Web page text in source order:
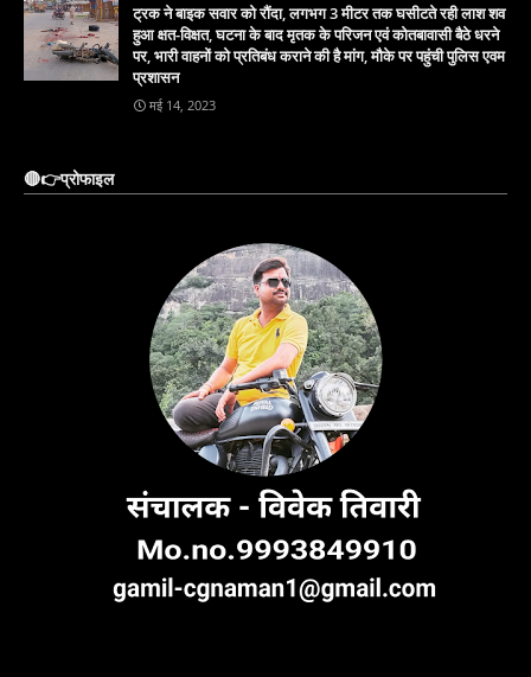
ट्रक ने बाइक सवार को रौंदा, लगभग 3 मीटर तक घसीटते रही लाश शव
हुआ क्षत-विक्षत, घटना के बाद मृतक के परिजन एवं कोतबावासी बैठे धरने
पर, भारी वाहनों को प्रतिबंध कराने की है मांग, मौके पर पहुंची पुलिस एवम
प्रशासन
मई 14, 2023
🔴👉प्रोफाइल